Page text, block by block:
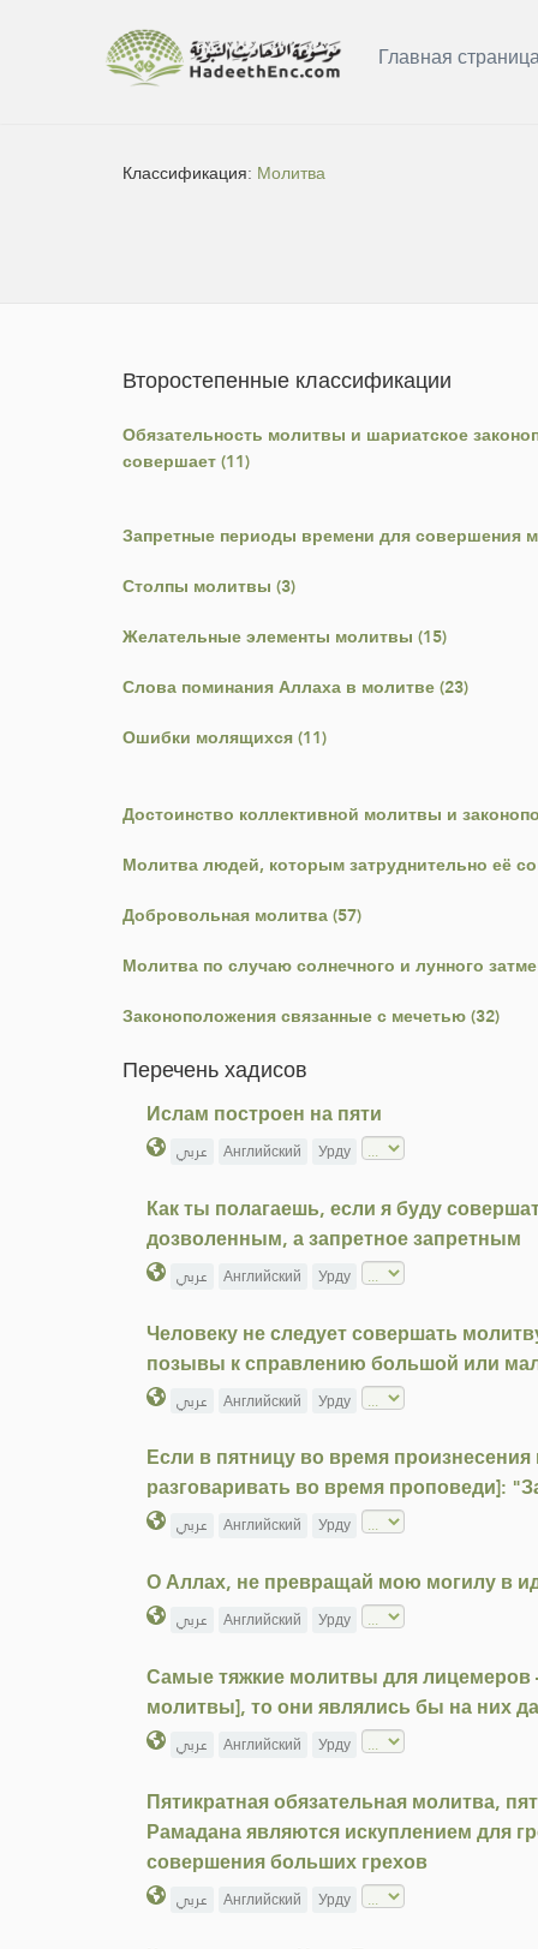
Главная
Классификация: Молитва
Второстепенные классификации
Обязательность молитвы и шариатское
совершает (11)
Запретные периоды времени для совершения
Столпы молитвы (3)
Желательные элементы молитвы (15)
Слова поминания Аллаха в молитве (23)
Ошибки молящихся (11)
Достоинство коллективной молитвы и
Молитва людей, которым затруднительно её
Добровольная молитва (57)
Молитва по случаю солнечного и лунного
Законоположения связанные с мечетью (32)
Перечень хадисов
Ислам построен на пяти
عربي Английский Урду
Как ты полагаешь, если я буду
дозволенным, а запретное запретным
عربي Английский Урду
Человеку не следует совершать
позывы к справлению большой или
عربي Английский Урду
Если в пятницу во время
разговаривать во время проповеди]:
عربي Английский Урду
О Аллах, не превращай мою могилу в
عربي Английский Урду
Самые тяжкие молитвы для лицемеров
молитвы], то они являлись бы на них
عربي Английский Урду
Пятикратная обязательная молитва,
Рамадана являются искуплением для
совершения больших грехов
عربي Английский Урду